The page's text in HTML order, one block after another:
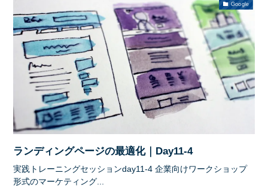
Google
ランディングページの最適化｜Day11-4
実践トレーニングセッションday11-4 企業向けワークショップ
形式のマーケティング...